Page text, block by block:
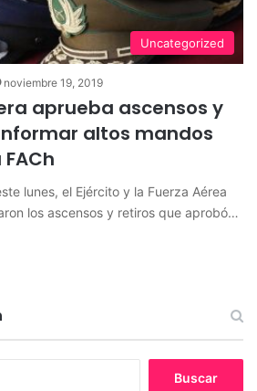
Uncategorized
noviembre 19, 2019
aprueba ascensos y
altos mandos
lunes, el Ejército y la Fuerza Aérea
los ascensos y retiros que aprobó…